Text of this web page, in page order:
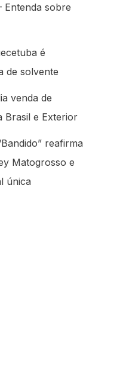
Entenda sobre
é
de solvente
venda de
Brasil e Exterior
reafirma
Matogrosso e
única